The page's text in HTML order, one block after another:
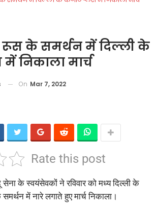
रूस के समर्थन में दिल्ली के
निकाला मार्च
On Mar 7, 2022
Rate this post
सेना के स्वयंसेवकों ने रविवार को मध्य दिल्ली के
में नारे लगाते हुए मार्च निकाला।